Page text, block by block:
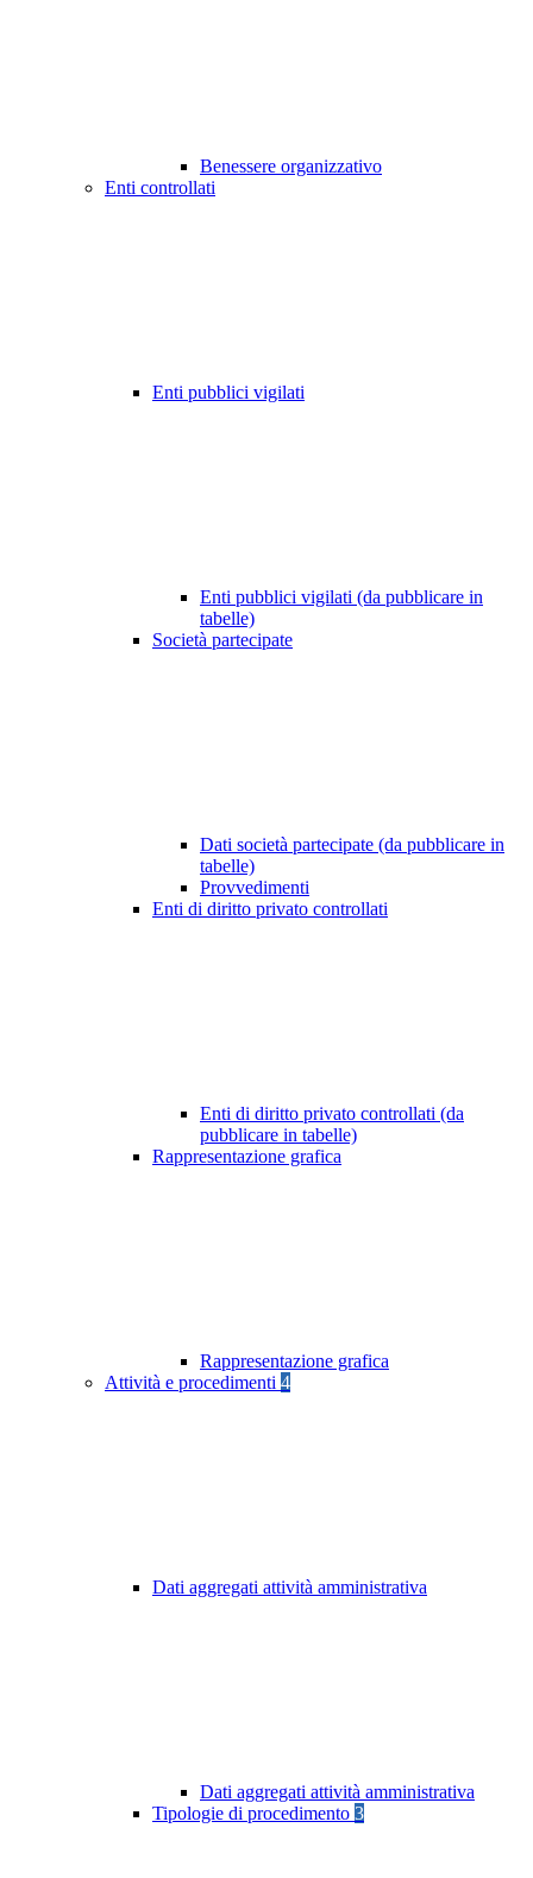
Benessere organizzativo
Enti controllati
Enti pubblici vigilati
Enti pubblici vigilati (da pubblicare in
tabelle)
Società partecipate
Dati società partecipate (da pubblicare in
tabelle)
Provvedimenti
Enti di diritto privato controllati
Enti di diritto privato controllati (da
pubblicare in tabelle)
Rappresentazione grafica
Rappresentazione grafica
Attività e procedimenti 4
Dati aggregati attività amministrativa
Dati aggregati attività amministrativa
Tipologie di procedimento 3